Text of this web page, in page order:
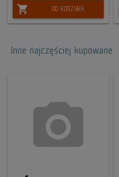
shopping_cart DO KOSZYKA
Inne najczęściej kupowane